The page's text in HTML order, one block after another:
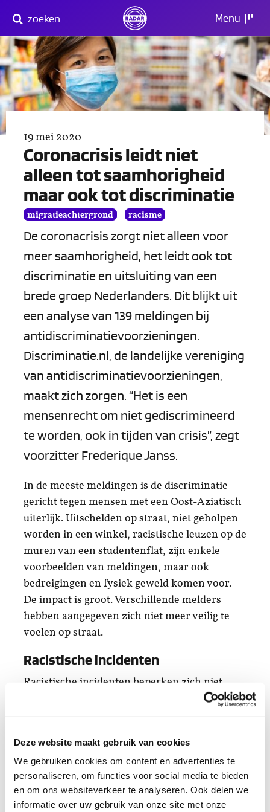
Deze website maakt gebruik van cookies
We gebruiken cookies om content en advertenties te
personaliseren, om functies voor social media te bieden
en om ons websiteverkeer te analyseren. Ook delen we
informatie over uw gebruik van onze site met onze
naar
content
zoeken Menu
19 mei 2020
Coronacrisis leidt niet
alleen tot saamhorigheid
maar ook tot discriminatie
migratieachtergrond racisme
De coronacrisis zorgt niet alleen voor
meer saamhorigheid, het leidt ook tot
discriminatie en uitsluiting van een
brede groep Nederlanders. Dit blijkt uit
een analyse van 139 meldingen bij
antidiscriminatievoorzieningen.
Discriminatie.nl, de landelijke vereniging
van antidiscriminatievoorzieningen,
maakt zich zorgen. “Het is een
mensenrecht om niet gediscrimineerd
te worden, ook in tijden van crisis”, zegt
voorzitter Frederique Janss.
In de meeste meldingen is de discriminatie
gericht tegen mensen met een Oost-Aziatisch
uiterlijk. Uitschelden op straat, niet geholpen
worden in een winkel, racistische leuzen op de
muren van een studentenflat, zijn enkele
voorbeelden van meldingen, maar ook
bedreigingen en fysiek geweld komen voor.
De impact is groot. Verschillende melders
hebben aangegeven zich niet meer veilig te
voelen op straat.
Racistische incidenten
Racistische incidenten beperken zich niet
alleen tot mensen met een Oost-Aziatisch
uiterlijk, ook mensen met Oost-Europese,
melding gedaan. Er zijn verschillende
meldingen over het aanspreken en beboeten
van mensen met een donkere huidskleur
vanwege het samenscholingsverbod, terwijl